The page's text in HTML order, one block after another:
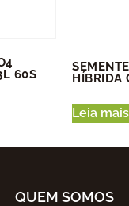
60S
HÍBRIDA
Leia mais
QUEM SOMOS